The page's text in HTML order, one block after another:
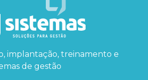
implantação, treinamento e
de gestão